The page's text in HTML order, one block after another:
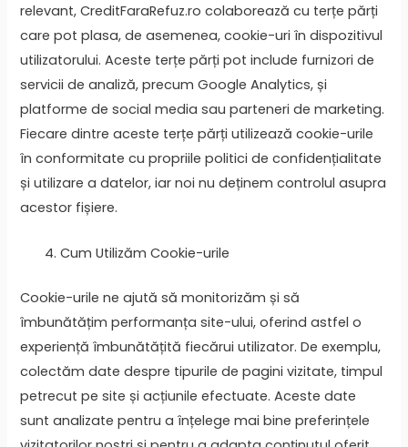
relevant, CreditFaraRefuz.ro colaborează cu terțe părți
care pot plasa, de asemenea, cookie-uri în dispozitivul
utilizatorului. Aceste terțe părți pot include furnizori de
servicii de analiză, precum Google Analytics, și
platforme de social media sau parteneri de marketing.
Fiecare dintre aceste terțe părți utilizează cookie-urile
în conformitate cu propriile politici de confidențialitate
și utilizare a datelor, iar noi nu deținem controlul asupra
acestor fișiere.
Cum Utilizăm Cookie-urile
Cookie-urile ne ajută să monitorizăm și să
îmbunătățim performanța site-ului, oferind astfel o
experiență îmbunătățită fiecărui utilizator. De exemplu,
colectăm date despre tipurile de pagini vizitate, timpul
petrecut pe site și acțiunile efectuate. Aceste date
sunt analizate pentru a înțelege mai bine preferințele